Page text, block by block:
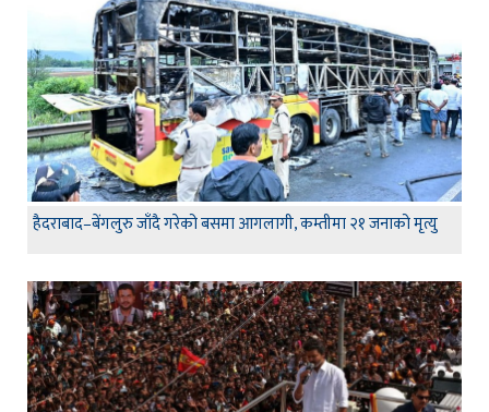
हैदराबाद–बेंगलुरु जाँदै गरेको बसमा आगलागी, कम्तीमा २१ जनाको मृत्यु